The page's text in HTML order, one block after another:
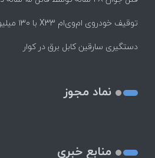
توقیف خودروی ام‌وی‌ام X33 با ۱۳۰ میلیون ریال خلافی در سروستان
دستگیری سارقین کابل برق در کوار
نماد مجوز
منابع خبری